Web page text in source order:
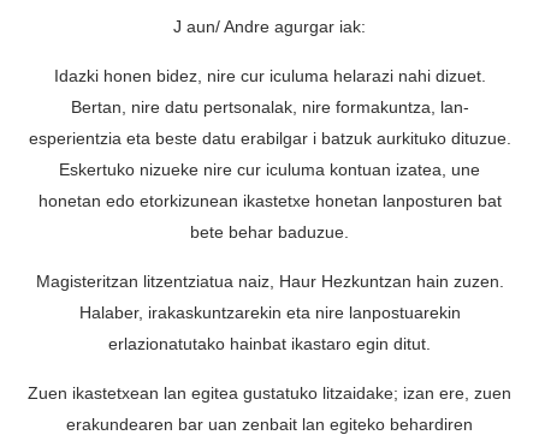
J aun/ Andre agurgar iak:
Idazki honen bidez, nire cur iculuma helarazi nahi dizuet.
Bertan, nire datu pertsonalak, nire formakuntza, lan-
esperientzia eta beste datu erabilgar i batzuk aurkituko dituzue.
Eskertuko nizueke nire cur iculuma kontuan izatea, une
honetan edo etorkizunean ikastetxe honetan lanposturen bat
bete behar baduzue.
Magisteritzan litzentziatua naiz, Haur Hezkuntzan hain zuzen.
Halaber, irakaskuntzarekin eta nire lanpostuarekin
erlazionatutako hainbat ikastaro egin ditut.
Zuen ikastetxean lan egitea gustatuko litzaidake; izan ere, zuen
erakundearen bar uan zenbait lan egiteko behardiren